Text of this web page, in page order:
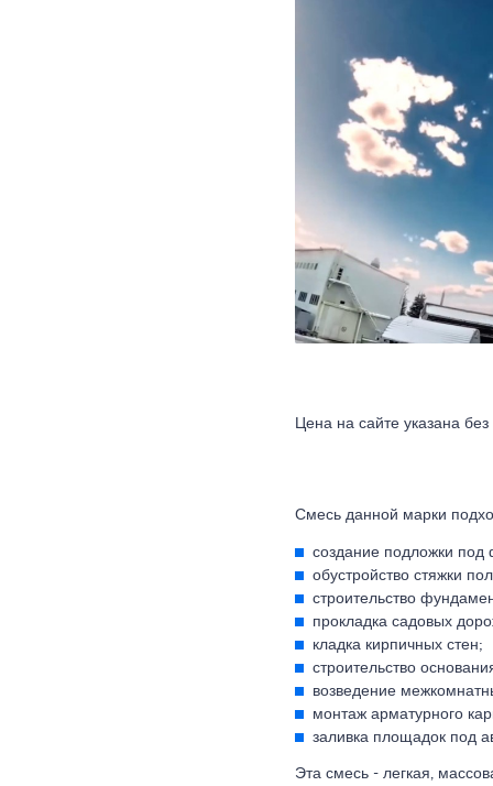
Цена на сайте указана
Смесь данной марки
создание подложки под
обустройство стяжки
строительство
прокладка садовых
кладка кирпичных стен;
строительство
возведение
монтаж арматурного
заливка площадок под
Эта смесь - легкая,